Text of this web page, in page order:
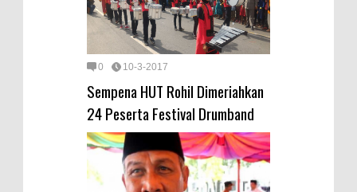
0 10-3-2017
Sempena HUT Rohil Dimeriahkan
24 Peserta Festival Drumband